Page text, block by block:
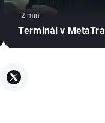
2 min.
Terminál v